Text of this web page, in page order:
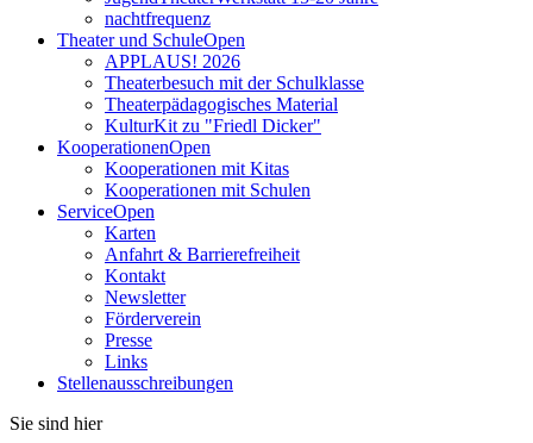
nachtfrequenz
Theater und SchuleOpen
APPLAUS! 2026
Theaterbesuch mit der Schulklasse
Theaterpädagogisches Material
KulturKit zu "Friedl Dicker"
KooperationenOpen
Kooperationen mit Kitas
Kooperationen mit Schulen
ServiceOpen
Karten
Anfahrt & Barrierefreiheit
Kontakt
Newsletter
Förderverein
Presse
Links
Stellenausschreibungen
Sie sind hier